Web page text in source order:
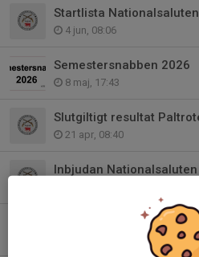
Startlista
4 jun, 08:06
Semestersnabben 2026
8 maj, 17:43
Slutgiltigt resultat
21 apr, 08:40
Inbjudan
Preliminärt resultat